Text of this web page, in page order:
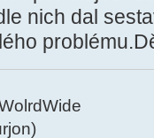
nich dal